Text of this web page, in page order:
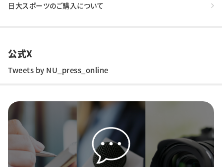
日大スポーツのご購入について
公式X
Tweets by NU_press_online